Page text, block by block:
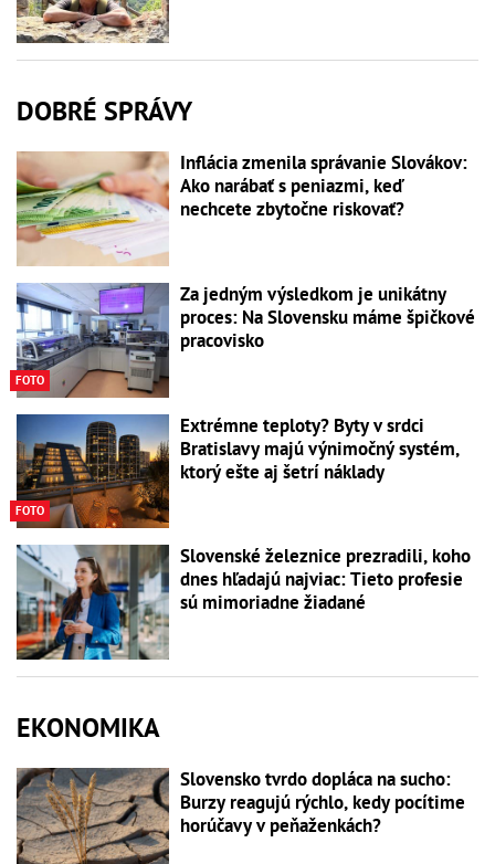
DOBRÉ SPRÁVY
Inflácia zmenila správanie Slovákov:
Ako narábať s peniazmi, keď
nechcete zbytočne riskovať?
FOTO
Za jedným výsledkom je unikátny
proces: Na Slovensku máme špičkové
pracovisko
FOTO
Extrémne teploty? Byty v srdci
Bratislavy majú výnimočný systém,
ktorý ešte aj šetrí náklady
Slovenské železnice prezradili, koho
dnes hľadajú najviac: Tieto profesie
sú mimoriadne žiadané
EKONOMIKA
Slovensko tvrdo dopláca na sucho:
Burzy reagujú rýchlo, kedy pocítime
horúčavy v peňaženkách?